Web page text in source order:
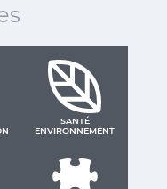
SANTÉ
ENVIRONNEMENT